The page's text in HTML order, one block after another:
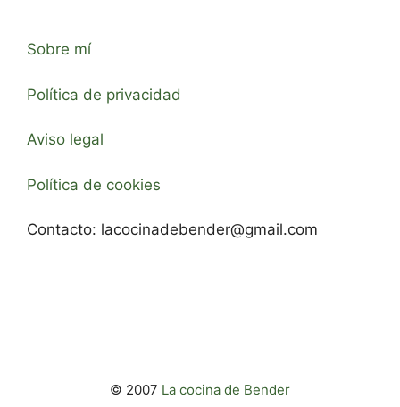
Sobre mí
Política de privacidad
Aviso legal
Política de cookies
Contacto: lacocinadebender@gmail.com
© 2007 La cocina de Bender